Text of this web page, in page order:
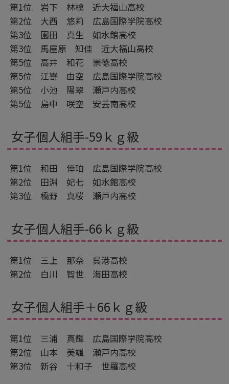
第1位 岩下 林檎 近大福山高校
第2位 大西 悠莉 広島国際学院高校
第3位 園田 真生 如水館高校
第3位 馬屋原 知佳 近大福山高校
第5位 高井 和花 崇徳高校
第5位 江嵜 由空 広島国際学院高校
第5位 小池 陽翠 瀬戸内高校
第5位 島中 咲空 安芸南高校
女子個人組手-59ｋｇ級
第1位 和田 倖珀 広島国際学院高校
第2位 田淵 妃七 如水館高校
第3位 橋野 真桜 瀬戸内高校
女子個人組手-66ｋｇ級
第1位 三上 那奈 呉港高校
第2位 白川 智世 海田高校
女子個人組手＋66ｋｇ級
第1位 三浦 真輝 広島国際学院高校
第2位 山本 美颯 瀬戸内高校
第3位 新谷 十和子 世羅高校